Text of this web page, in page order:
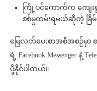
ကြို့ပင်ကောက်က ကျေးရွ
စစ်မှုထမ်းရမယ်ဆိုတဲ့ ခြိမ်
မြေလတ်ပေးစာအစီအစဉ်မှာ
ရဲ့ Facebook Messenger နဲ့
ပို့နိုင်ပါတယ်။